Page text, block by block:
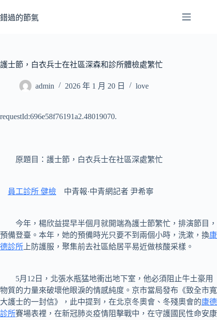
至
容
錯過的節氣
護士節，白衣兵士在社區深森和診所體檢處繁忙
admin 2026 年 1 月 20 日 love
requestId:696e58f76191a2.48019070.
原題目：護士節，白衣兵士在社區深處繁忙
員工診所 健檢 中青報·中青網記者 尹希寧
今年，楊欣益提早半個月就開端為護士節繁忙，排演節目，
預備登臺。本年，她的預備時光只要不到兩個小時，洗漱，換康
德診所 上防護服，聚集前去社區給居平易近做核酸采樣。
5月12日，北張水瓶猛地衝出地下室，他必須阻止牛土豪用
物質的力量來破壞他眼淚的情感純度。京市當局發布《致全市寬
大護士的一封信》，此中提到，在北京冬奧會、冬殘奧會的康德
診所賽場表裡，在新冠肺炎疫情阻擊戰中，在守護國民性命安康